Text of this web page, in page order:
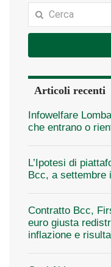
Articoli recenti
Infowelfare
che entrano o
L’Ipotesi di
Bcc, a settembre
Contratto Bcc,
euro giusta
inflazione e